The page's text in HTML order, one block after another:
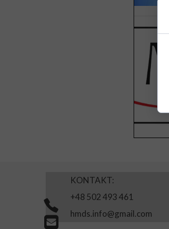
KONTAKT:
+48 502 493 461
hmds.info@gmail.com